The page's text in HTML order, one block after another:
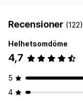
Recensioner (122)
Helhetsomdöme
4,7
5
4